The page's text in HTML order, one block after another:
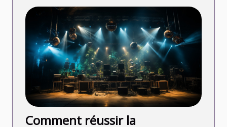
Comment réussir la